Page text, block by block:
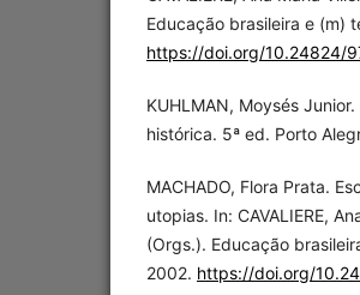
Educação brasileira e (m)
https://doi.org/10.24824/
KUHLMAN, Moysés
histórica. 5ª ed. Porto
MACHADO, Flora Prata.
utopias. In: CAVALIERE,
(Orgs.). Educação
2002. https://doi.org/